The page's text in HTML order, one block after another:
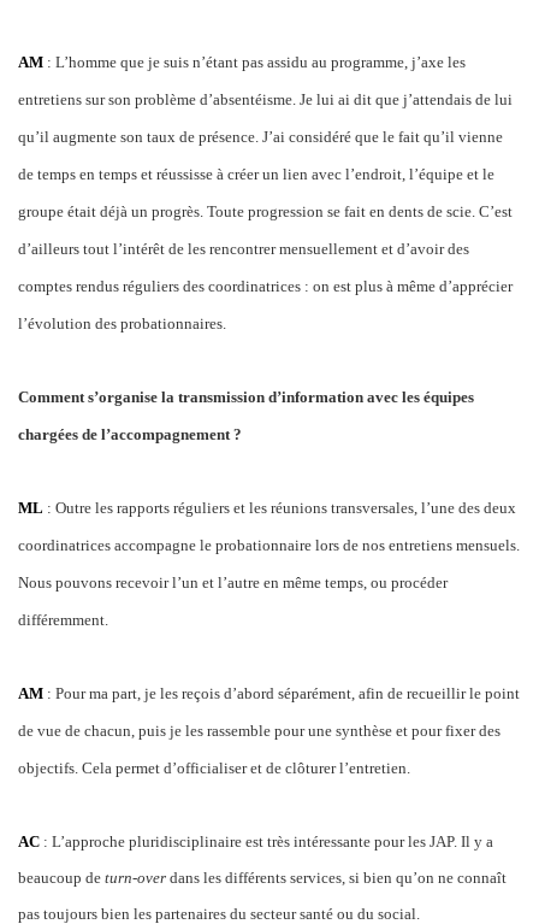
AM : L’homme que je suis n’étant pas assidu au programme, j’axe les
entretiens sur son problème d’absentéisme. Je lui ai dit que j’attendais de lui
qu’il augmente son taux de présence. J’ai considéré que le fait qu’il vienne
de temps en temps et réussisse à créer un lien avec l’endroit, l’équipe et le
groupe était déjà un progrès. Toute progression se fait en dents de scie. C’est
d’ailleurs tout l’intérêt de les rencontrer mensuellement et d’avoir des
comptes rendus réguliers des coordinatrices : on est plus à même d’apprécier
l’évolution des probationnaires.
Comment s’organise la transmission d’information avec les équipes
chargées de l’accompagnement ?
ML : Outre les rapports réguliers et les réunions transversales, l’une des deux
coordinatrices accompagne le probationnaire lors de nos entretiens mensuels.
Nous pouvons recevoir l’un et l’autre en même temps, ou procéder
différemment.
AM : Pour ma part, je les reçois d’abord séparément, afin de recueillir le point
de vue de chacun, puis je les rassemble pour une synthèse et pour fixer des
objectifs. Cela permet d’officialiser et de clôturer l’entretien.
AC : L’approche pluridisciplinaire est très intéressante pour les JAP. Il y a
beaucoup de turn-over dans les différents services, si bien qu’on ne connaît
pas toujours bien les partenaires du secteur santé ou du social.